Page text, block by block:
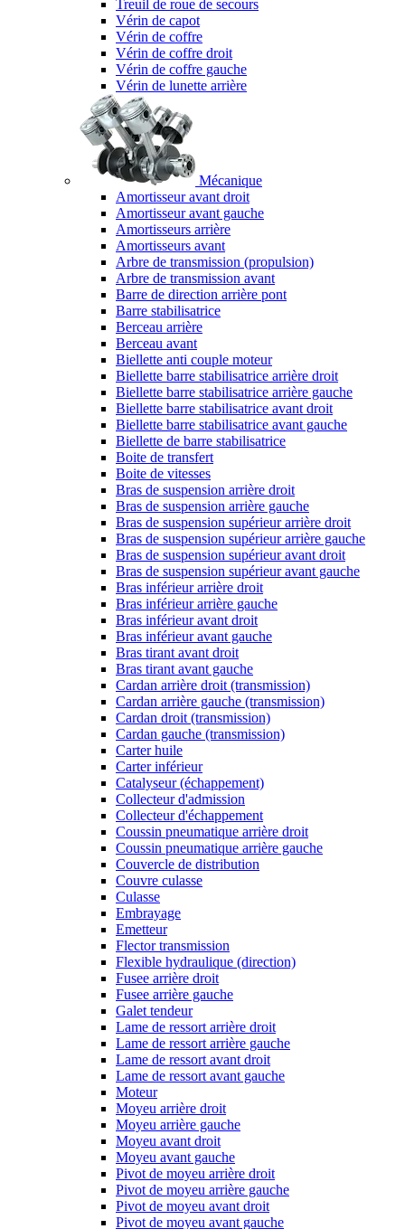
Treuil de roue de secours
Vérin de capot
Vérin de coffre
Vérin de coffre droit
Vérin de coffre gauche
Vérin de lunette arrière
Mécanique
Amortisseur avant droit
Amortisseur avant gauche
Amortisseurs arrière
Amortisseurs avant
Arbre de transmission (propulsion)
Arbre de transmission avant
Barre de direction arrière pont
Barre stabilisatrice
Berceau arrière
Berceau avant
Biellette anti couple moteur
Biellette barre stabilisatrice arrière droit
Biellette barre stabilisatrice arrière gauche
Biellette barre stabilisatrice avant droit
Biellette barre stabilisatrice avant gauche
Biellette de barre stabilisatrice
Boite de transfert
Boite de vitesses
Bras de suspension arrière droit
Bras de suspension arrière gauche
Bras de suspension supérieur arrière droit
Bras de suspension supérieur arrière gauche
Bras de suspension supérieur avant droit
Bras de suspension supérieur avant gauche
Bras inférieur arrière droit
Bras inférieur arrière gauche
Bras inférieur avant droit
Bras inférieur avant gauche
Bras tirant avant droit
Bras tirant avant gauche
Cardan arrière droit (transmission)
Cardan arrière gauche (transmission)
Cardan droit (transmission)
Cardan gauche (transmission)
Carter huile
Carter inférieur
Catalyseur (échappement)
Collecteur d'admission
Collecteur d'échappement
Coussin pneumatique arrière droit
Coussin pneumatique arrière gauche
Couvercle de distribution
Couvre culasse
Culasse
Embrayage
Emetteur
Flector transmission
Flexible hydraulique (direction)
Fusee arrière droit
Fusee arrière gauche
Galet tendeur
Lame de ressort arrière droit
Lame de ressort arrière gauche
Lame de ressort avant droit
Lame de ressort avant gauche
Moteur
Moyeu arrière droit
Moyeu arrière gauche
Moyeu avant droit
Moyeu avant gauche
Pivot de moyeu arrière droit
Pivot de moyeu arrière gauche
Pivot de moyeu avant droit
Pivot de moyeu avant gauche